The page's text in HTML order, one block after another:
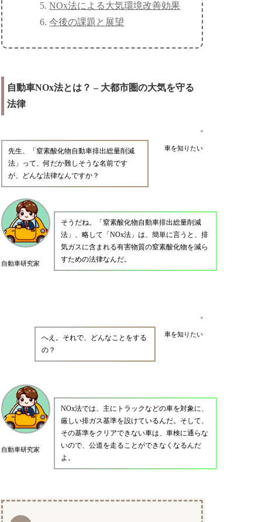
NOx法による大気環境改善効果
今後の課題と展望
自動車NOx法とは？ – 大都市圏の大気を守る
法律
車を知りたい
先生、「窒素酸化物自動車排出総量削減
法」って、何だか難しそうな名前です
が、どんな法律なんですか？
自動車研究家
そうだね。「窒素酸化物自動車排出総量削減
法」、略して「NOx法」は、簡単に言うと、排
気ガスに含まれる有害物質の窒素酸化物を減ら
すための法律なんだ。
車を知りたい
へえ。それで、どんなことをする
の？
自動車研究家
NOx法では、主にトラックなどの車を対象に、
厳しい排ガス基準を設けているんだ。そして、
その基準をクリアできない車は、車検に通らな
いので、公道を走ることができなくなるんだ
よ。